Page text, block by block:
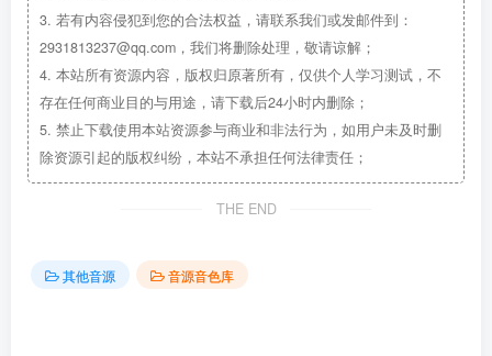
3. 若有内容侵犯到您的合法权益，请联系我们或发邮件到：
2931813237@qq.com，我们将删除处理，敬请谅解；
4. 本站所有资源内容，版权归原著所有，仅供个人学习测试，不
存在任何商业目的与用途，请下载后24小时内删除；
5. 禁止下载使用本站资源参与商业和非法行为，如用户未及时删
除资源引起的版权纠纷，本站不承担任何法律责任；
THE END
其他音源 音源音色库